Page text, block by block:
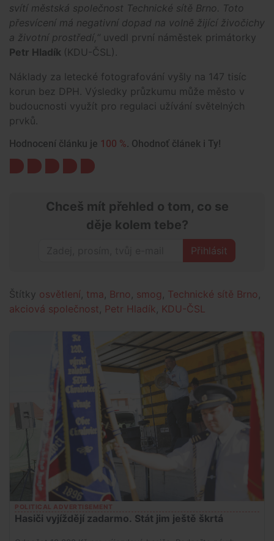
svítí městská společnost Technické sítě Brno. Toto
přesvícení má negativní dopad na volně žijící živočichy
a životní prostředí,“ uvedl první náměstek primátorky
Petr Hladík (KDU-ČSL).
Náklady za letecké fotografování vyšly na 147 tisíc
korun bez DPH. Výsledky průzkumu může město v
budoucnosti využít pro regulaci užívání světelných
prvků.
Hodnocení článku je 100 %. Ohodnoť článek i Ty!
Chceš mít přehled o tom, co se
děje kolem tebe?
Přihlásit
Štítky osvětlení tma Brno smog Technické sítě Brno
akciová společnost Petr Hladík KDU-ČSL